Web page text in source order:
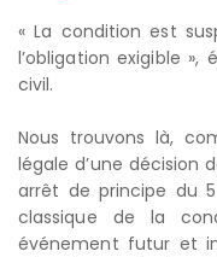
« La condition est
l’obligation exigible »,
civil.
Nous trouvons là,
légale d’une décision
arrêt de principe du
classique de la
événement futur et